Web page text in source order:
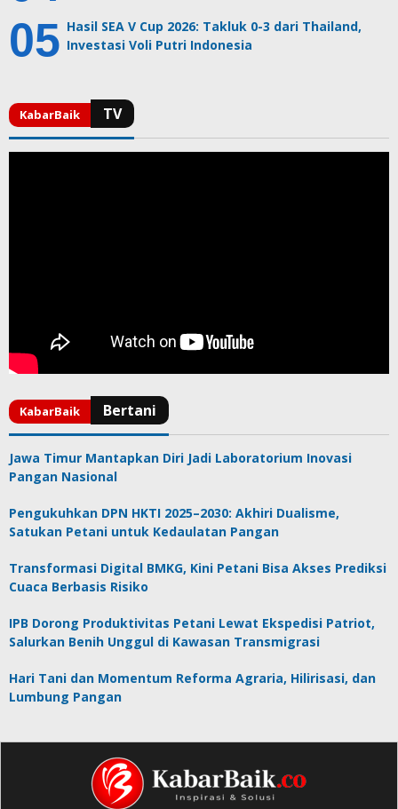
Hasil SEA V Cup 2026: Takluk 0-3 dari Thailand,
Investasi Voli Putri Indonesia
Jawa Timur Mantapkan Diri Jadi Laboratorium Inovasi
Pangan Nasional
Pengukuhkan DPN HKTI 2025–2030: Akhiri Dualisme,
Satukan Petani untuk Kedaulatan Pangan
Transformasi Digital BMKG, Kini Petani Bisa Akses Prediksi
Cuaca Berbasis Risiko
IPB Dorong Produktivitas Petani Lewat Ekspedisi Patriot,
Salurkan Benih Unggul di Kawasan Transmigrasi
Hari Tani dan Momentum Reforma Agraria, Hilirisasi, dan
Lumbung Pangan